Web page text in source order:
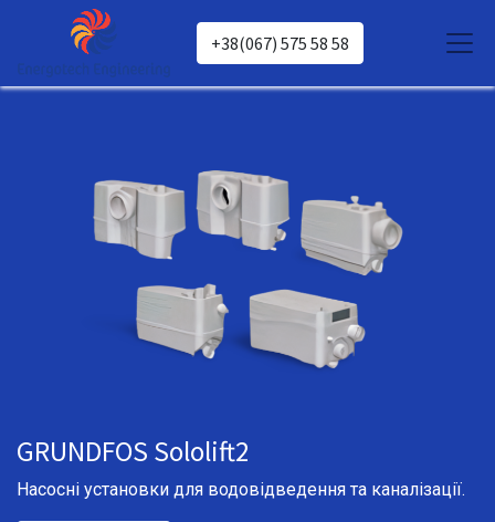
+38(067) 575 58 58
GRUNDFOS Sololift2
Насосні установки для водовідведення та каналізації.